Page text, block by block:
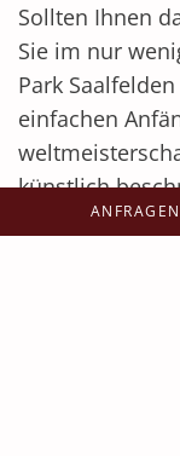
Sollten Ihnen
Sie im nur
Park
einfachen
künstlich
Loipen, auf
ANFRAGEN